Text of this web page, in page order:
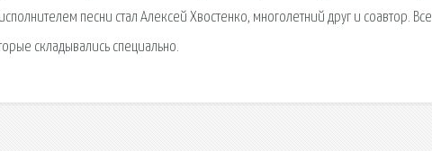
песни стал Алексей Хвостенко, многолетний друг и соавтор. Все
складывались специально.